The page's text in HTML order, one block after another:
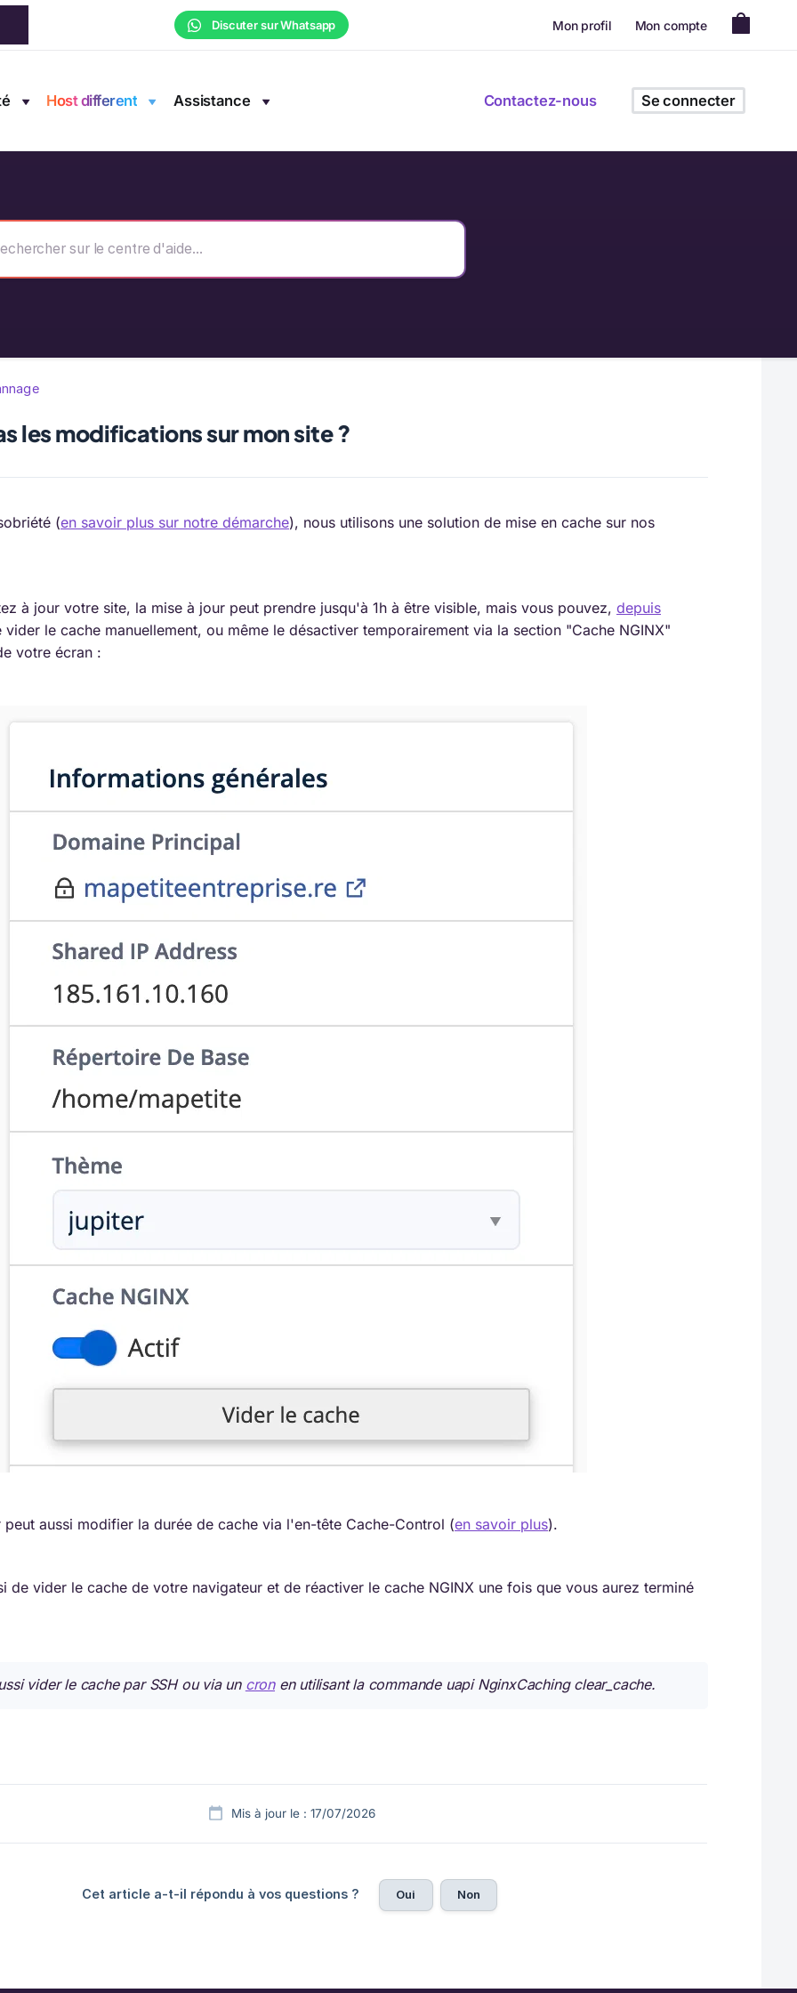
Discuter sur Whatsapp Mon profil Mon compte
Host different Assistance Contactez-nous Se connecter
les modifications sur mon site ?
(en savoir plus sur notre démarche), nous utilisons une solution de mise en cache sur nos
à jour votre site, la mise à jour peut prendre jusqu'à 1h à être visible, mais vous pouvez, depuis
le cache manuellement, ou même le désactiver temporairement via la section "Cache NGINX"
votre écran :
aussi modifier la durée de cache via l'en-tête Cache-Control (en savoir plus).
de vider le cache de votre navigateur et de réactiver le cache NGINX une fois que vous aurez terminé
vider le cache par SSH ou via un cronen utilisant la commande uapi NginxCaching clear_cache.
Mis à jour le : 17/07/2026
Cet article a-t-il répondu à vos questions ? Oui Non